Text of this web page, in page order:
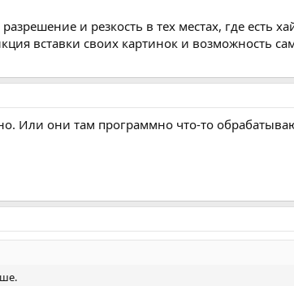
и резкость в тех местах, где есть
вставки своих картинок и возможность
Или они там программно что-то